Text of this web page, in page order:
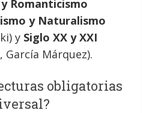
Romanticismo
y Naturalismo
y Siglo XX y XXI
García Márquez).
obligatorias